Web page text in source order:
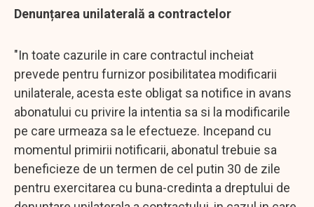
Denunțarea unilaterală a contractelor
"In toate cazurile in care contractul incheiat
prevede pentru furnizor posibilitatea modificarii
unilaterale, acesta este obligat sa notifice in avans
abonatului cu privire la intentia sa si la modificarile
pe care urmeaza sa le efectueze. Incepand cu
momentul primirii notificarii, abonatul trebuie sa
beneficieze de un termen de cel putin 30 de zile
pentru exercitarea cu buna-credinta a dreptului de